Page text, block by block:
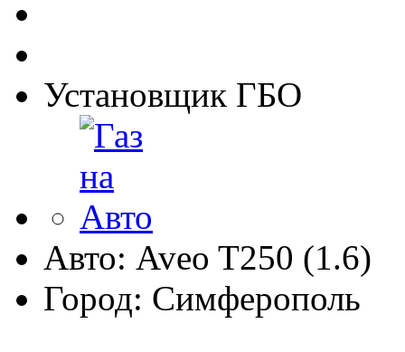
Установщик ГБО
Авто: Aveo T250 (1.6)
Город: Симферополь